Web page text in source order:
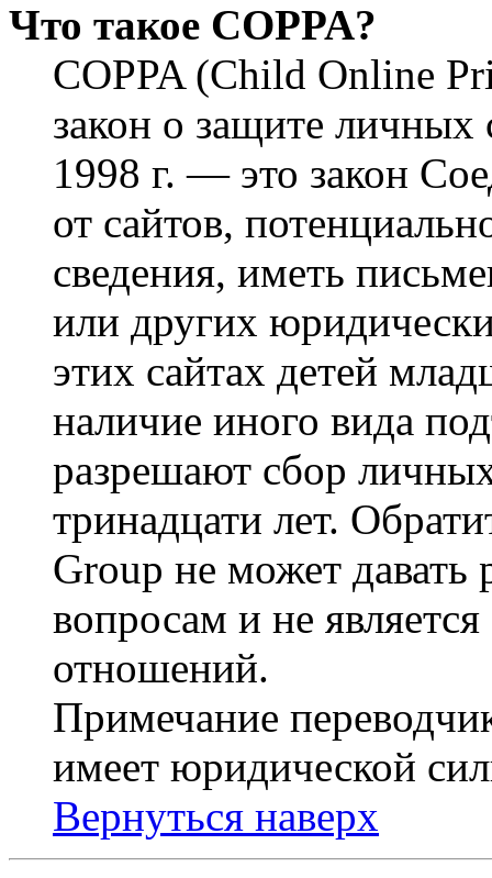
Что такое COPPA?
COPPA (Child Online
закон о защите личных
1998 г. — это закон
от сайтов,
сведения, иметь
или других
этих сайтах детей
наличие иного вида
разрешают сбор
тринадцати лет.
Group не может
вопросам и не
отношений.
Примечание
имеет юридической
Вернуться наверх